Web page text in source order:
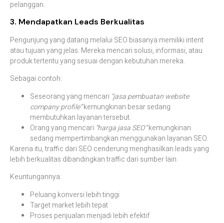
pelanggan.
3. Mendapatkan Leads Berkualitas
Pengunjungyang datang melalui SEO biasanya memiliki intent
atautujuanyang jelas. Mereka mencari solusi, informasi, atau
produktertentuyang sesuai dengan kebutuhan mereka.
Sebagai contoh:
Seseorangyang mencari “jasapembuatan website
companyprofile”kemungkinan besarsedang
membutuhkan layanantersebut.
Orangyang mencari “hargajasaSEO”kemungkinan
sedang mempertimbangkan menggunakan layanan SEO.
Karena itu,traffic dari SEO cenderung menghasilkan leadsyang
lebih berkualitas dibandingkantraffic dari sumberlain.
Keuntungannya:
Peluang konversi lebihtinggi
Targetmarketlebihtepat
Proses penjualan menjadi lebih efektif